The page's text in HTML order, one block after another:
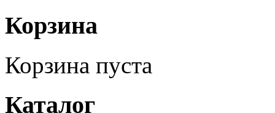
Корзина
Корзина пуста
Каталог